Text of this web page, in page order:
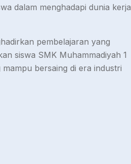
dalam menghadapi dunia kerja
pembelajaran yang
siswa SMK Muhammadiyah 1
bersaing di era industri